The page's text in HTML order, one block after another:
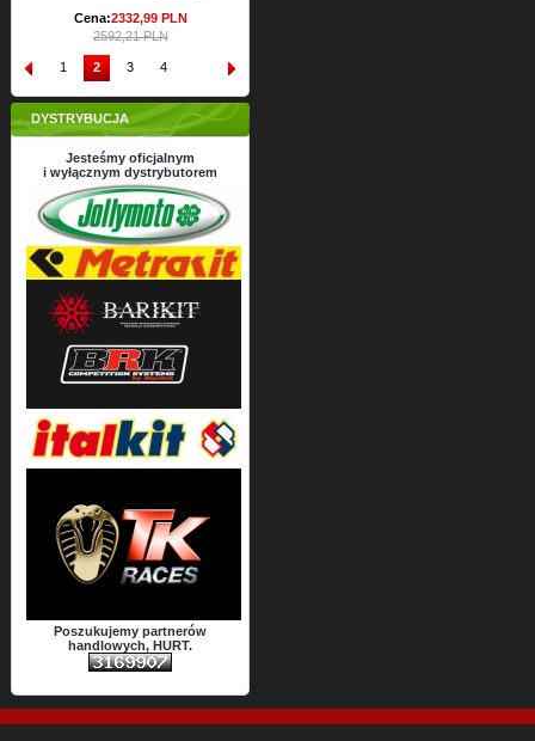
1 2 3 4
DYSTRYBUCJA
Jesteśmy oficjalnym
i wyłącznym dystrybutorem
Poszukujemy partnerów
handlowych, HURT.